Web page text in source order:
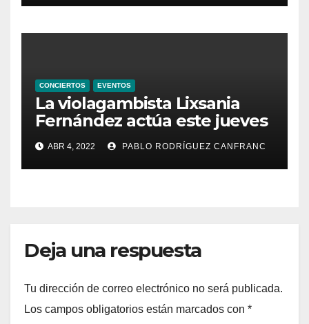
Alfonso X el Sabio
CONCIERTOS EVENTOS
La violagambista Lixsania
Fernández actúa este jueves
en el ciclo de música en
directo de Fundación Cañada
Blanch
ABR 4, 2022 PABLO RODRÍGUEZ CANFRANC
Deja una respuesta
Tu dirección de correo electrónico no será publicada.
Los campos obligatorios están marcados con *